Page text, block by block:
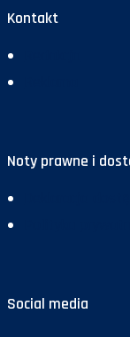
Kontakt
Noty prawne i
Social media